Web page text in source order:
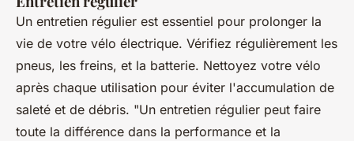
Un entretien régulier est essentiel pour prolonger la
vie de votre vélo électrique. Vérifiez régulièrement les
pneus, les freins, et la batterie. Nettoyez votre vélo
après chaque utilisation pour éviter l'accumulation de
saleté et de débris. "Un entretien régulier peut faire
toute la différence dans la performance et la